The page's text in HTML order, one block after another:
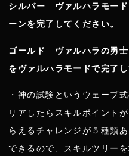
シルバー ヴァルハラモー
ーンを完了してください。
ゴールド ヴァルハラの勇
をヴァルハラモードで完了し
・神の試験というウェーブ
リアしたらスキルポイント
らえるチャレンジが５種類
できるので、スキルツリー